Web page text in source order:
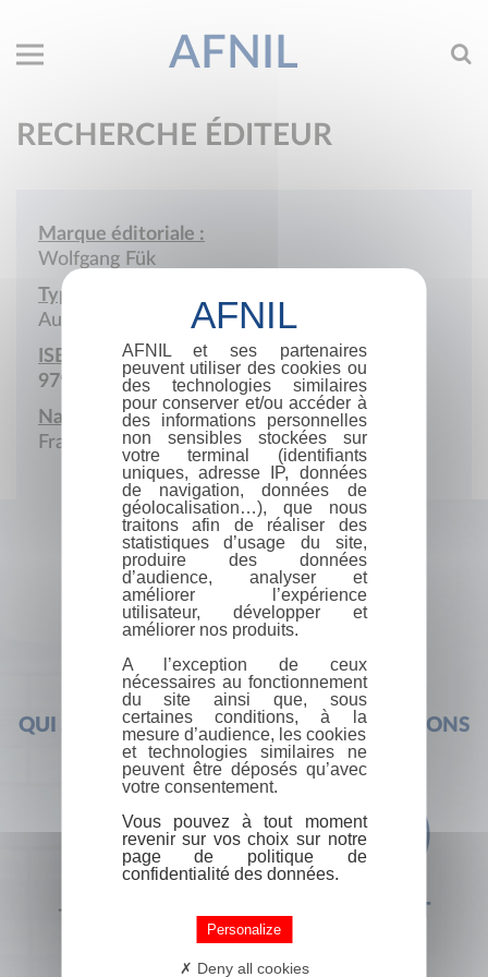
AFNIL
RECHERCHE ÉDITEUR
Marque éditoriale :
Wolfgang Fük
Type de société :
Auto-édition
ISBN :
979-10-980234
Nationalité :
France
QUI SOMMES-NOUS ? FOIRE AUX QUESTIONS
+33 (0) 1 44 41 29 19 CONTACT
AFNIL et ses partenaires
peuvent utiliser des cookies ou
des technologies similaires
pour conserver et/ou accéder à
des informations personnelles
non sensibles stockées sur
votre terminal (identifiants
uniques, adresse IP, données
de navigation, données de
géolocalisation…), que nous
traitons afin de réaliser des
statistiques d’usage du site,
produire des données
d’audience, analyser et
améliorer l’expérience
utilisateur, développer et
améliorer nos produits.
A l’exception de ceux
nécessaires au fonctionnement
du site ainsi que, sous
certaines conditions, à la
mesure d’audience, les cookies
et technologies similaires ne
peuvent être déposés qu’avec
votre consentement.
Vous pouvez à tout moment
revenir sur vos choix sur notre
page de politique de
confidentialité des données.
Personalize
Deny all cookies